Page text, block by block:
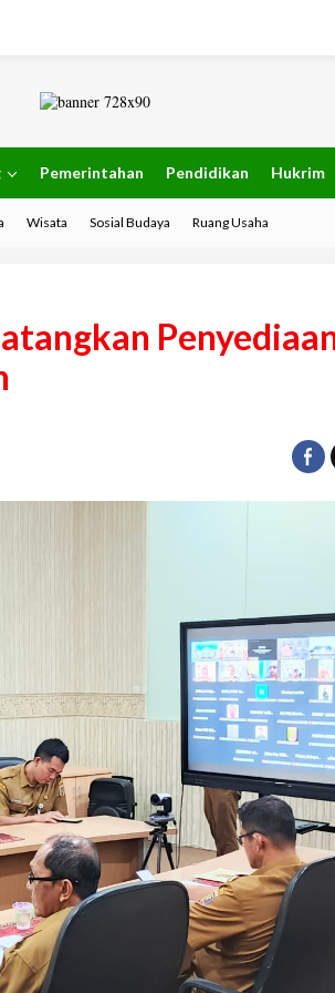
Pemerintahan Pendidikan Hukrim
Wisata Sosial Budaya Ruang Usaha